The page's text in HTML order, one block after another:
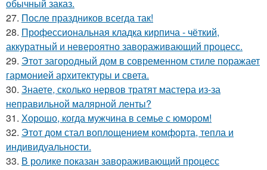
обычный заказ.
27. После праздников всегда так!
28. Профессиональная кладка кирпича - чёткий,
аккуратный и невероятно завораживающий процесс.
29. Этот загородный дом в современном стиле поражает
гармонией архитектуры и света.
30. Знаете, сколько нервов тратят мастера из-за
неправильной малярной ленты?
31. Хорошо, когда мужчина в семье с юмором!
32. Этот дом стал воплощением комфорта, тепла и
индивидуальности.
33. В ролике показан завораживающий процесс